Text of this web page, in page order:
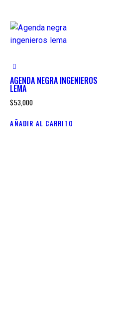
AGENDA NEGRA INGENIEROS
LEMA
$53,000
AÑADIR AL CARRITO